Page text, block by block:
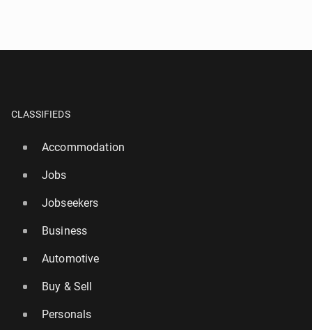
CLASSIFIEDS
Accommodation
Jobs
Jobseekers
Business
Automotive
Buy & Sell
Personals